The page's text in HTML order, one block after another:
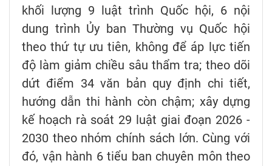
khối lượng 9 luật trình Quốc hội, 6 nội
dung trình Ủy ban Thường vụ Quốc hội
theo thứ tự ưu tiên, không để áp lực tiến
độ làm giảm chiều sâu thẩm tra; theo dõi
dứt điểm 34 văn bản quy định chi tiết,
hướng dẫn thi hành còn chậm; xây dựng
kế hoạch rà soát 29 luật giai đoạn 2026 -
2030 theo nhóm chính sách lớn. Cùng với
đó, vận hành 6 tiểu ban chuyên môn theo